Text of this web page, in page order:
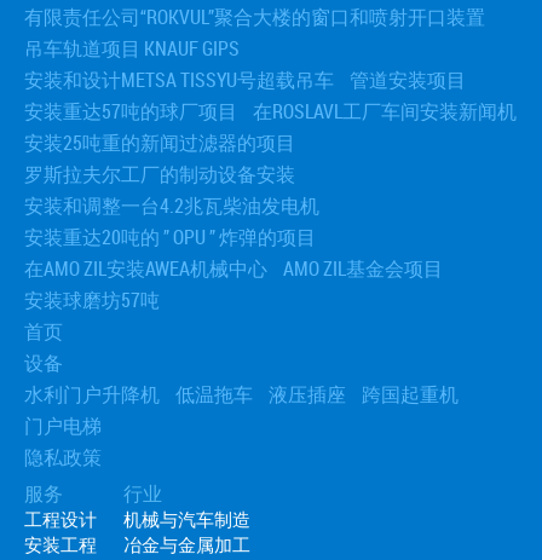
有限责任公司“ROKVUL”聚合大楼的窗口和喷射开口装置
吊车轨道项目 KNAUF GIPS
安装和设计METSA TISSYU号超载吊车
管道安装项目
安装重达57吨的球厂项目
在ROSLAVL工厂车间安装新闻机
安装25吨重的新闻过滤器的项目
罗斯拉夫尔工厂的制动设备安装
安装和调整一台4.2兆瓦柴油发电机
安装重达20吨的 ” OPU ” 炸弹的项目
在AMO ZIL安装AWEA机械中心 AMO ZIL基金会项目
安装球磨坊57吨
首页
设备
水利门户升降机
门户电梯
低温拖车 液压插座 跨国起重机
隐私政策
服务
工程设计
安装工程
行业
机械与汽车制造
冶金与金属加工